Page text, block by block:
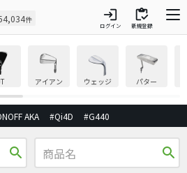
件 login
ログイン
inventory
新規登録
アイアン ウェッジ パター
AKA #Qi4D #G440
search search